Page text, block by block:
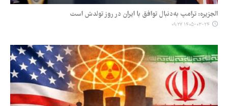
الجزیره: ترامپ به‌دنبال توافق با ایران در روز تولدش است
۱۴۰۵-۰۳-۲۴ ۰۹:۲۷